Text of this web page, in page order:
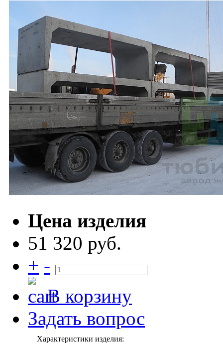
Цена изделия
51 320 руб.
+ -
В корзину
Задать вопрос
Характеристики изделия: